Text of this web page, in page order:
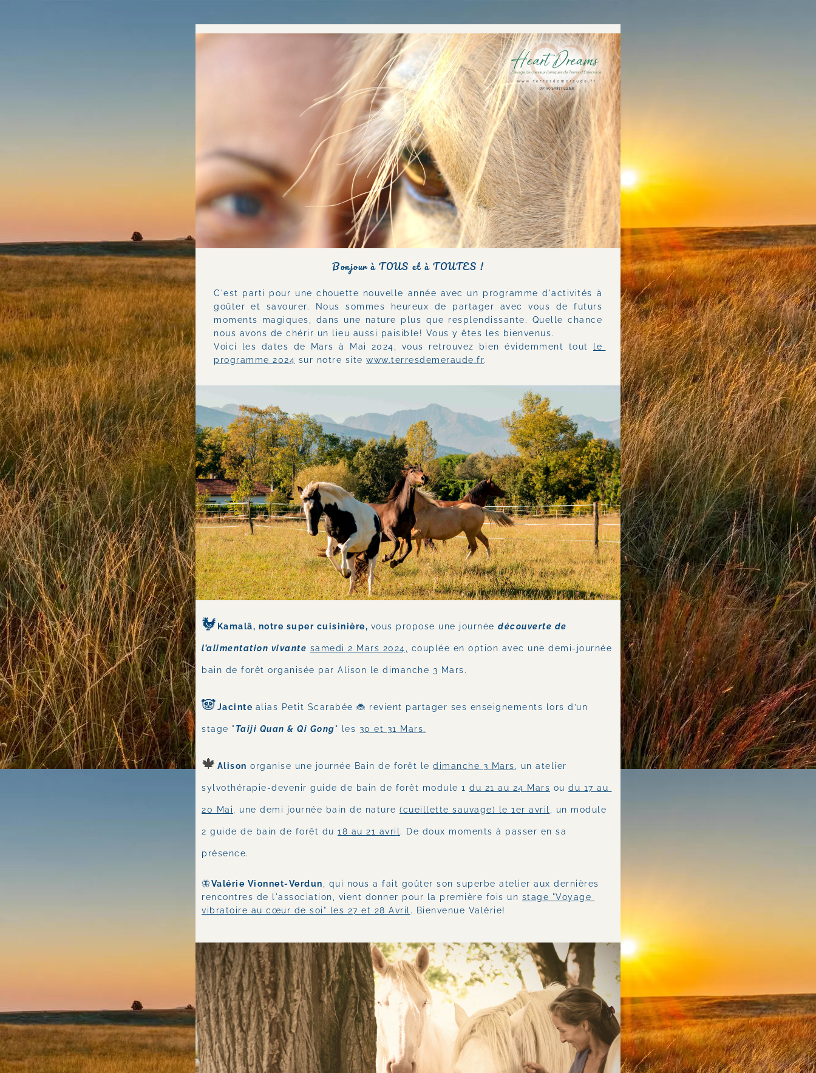
Bonjour à TOUS et à TOUTES !
C'est parti pour une chouette nouvelle année avec un programme d'activités à
goûter et savourer. Nous sommes heureux de partager avec vous de futurs
moments magiques, dans une nature plus que resplendissante. Quelle chance
nous avons de chérir un lieu aussi paisible! Vous y êtes les bienvenus.
Voici les dates de Mars à Mai 2024, vous retrouvez bien évidemment tout
le
programme 2024 sur notre site www.terresdemeraude.fr.
🐓 Kamalâ, notre super cuisinière, vous propose une journée découverte de
l’alimentation vivante samedi 2 Mars 2024, couplée en option avec une demi-journée
bain de forêt organisée par Alison le dimanche 3 Mars.
🐼Jacinte alias Petit Scarabée 🐞 revient partager ses enseignements lors d’un
stage "Taiji Quan & Qi Gong" les 30 et 31 Mars.
🍁 Alison organise une journée Bain de forêt le dimanche 3 Mars , un atelier
sylvothérapie-devenir guide de bain de forêt module 1 du 21 au 24 Mars ou du 17 au
20 Mai , une demi journée bain de nature (cueillette sauvage) le 1er avril , un module
2 guide de bain de forêt du 18 au 21 avril . De doux moments à passer en sa
présence.
🦋Valérie Vionnet-Verdun , qui nous a fait goûter son superbe atelier aux dernières
rencontres de l'association, vient donner pour la première fois un stage "Voyage
vibratoire au cœur de soi" les 27 et 28 Avril . Bienvenue Valérie!